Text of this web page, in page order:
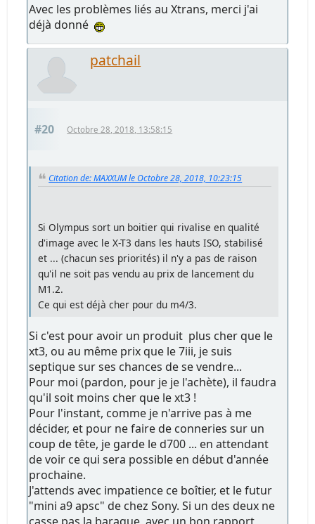
Avec les problèmes liés au Xtrans, merci j'ai
déjà donné
patchail
#20 Octobre 28, 2018, 13:58:15
Citation de: MAXXUM le Octobre 28, 2018, 10:23:15
Si Olympus sort un boitier qui rivalise en qualité
d'image avec le X-T3 dans les hauts ISO, stabilisé
et ... (chacun ses priorités) il n'y a pas de raison
qu'il ne soit pas vendu au prix de lancement du
M1.2.
Ce qui est déjà cher pour du m4/3.
Si c'est pour avoir un produit plus cher que le
xt3, ou au même prix que le 7iii, je suis
septique sur ses chances de se vendre...
Pour moi (pardon, pour je je l'achète), il faudra
qu'il soit moins cher que le xt3 !
Pour l'instant, comme je n'arrive pas à me
décider, et pour ne faire de conneries sur un
coup de tête, je garde le d700 ... en attendant
de voir ce qui sera possible en début d'année
prochaine.
J'attends avec impatience ce boîtier, et le futur
"mini a9 apsc" de chez Sony. Si un des deux ne